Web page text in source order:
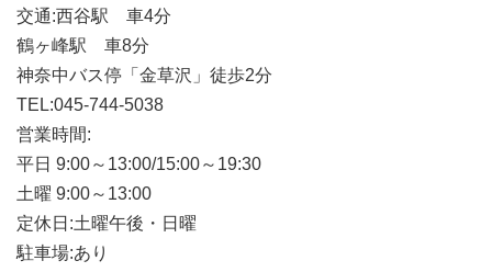
交通:西谷駅 車4分
鶴ヶ峰駅 車8分
神奈中バス停「金草沢」徒歩2分
TEL:045-744-5038
営業時間:
平日 9:00～13:00/15:00～19:30
土曜 9:00～13:00
定休日:土曜午後・日曜
駐車場:あり